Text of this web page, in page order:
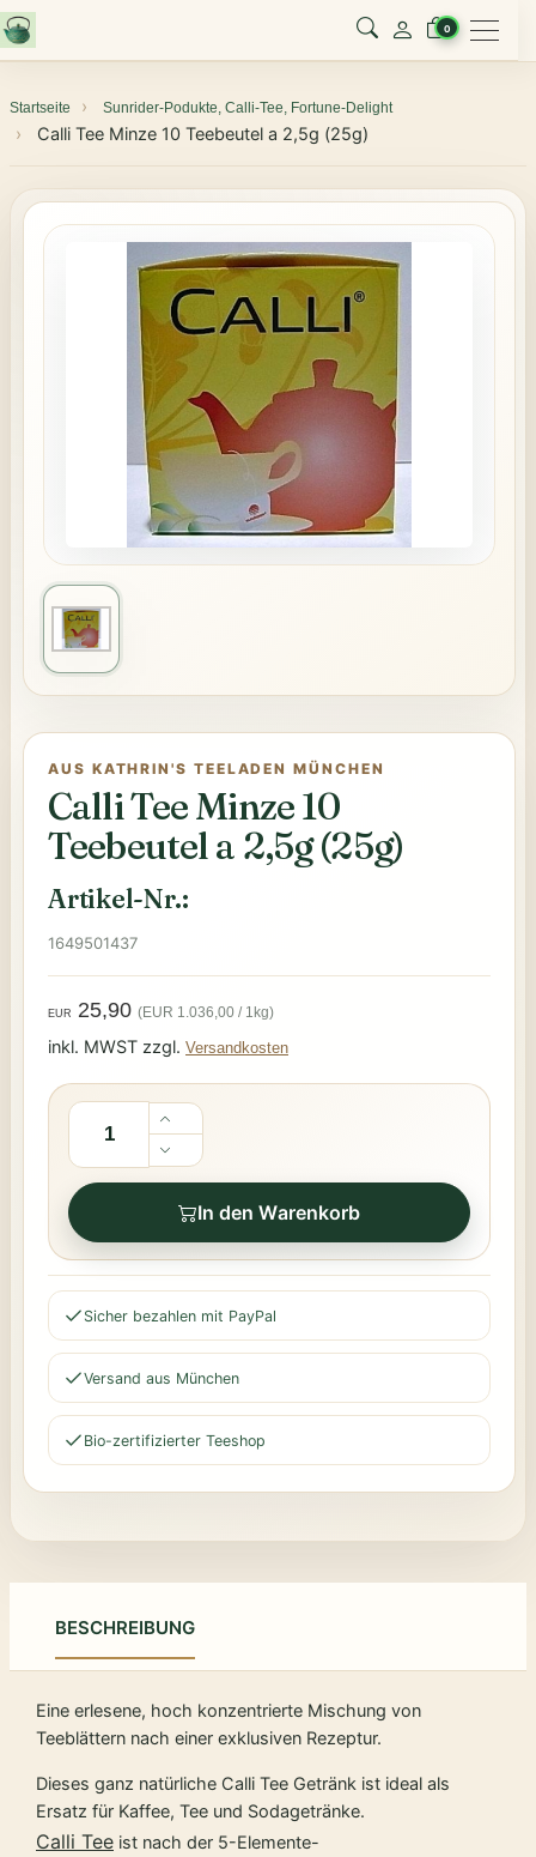
0 Menu
Startseite Sunrider-Podukte, Calli-Tee, Fortune-Delight
Calli Tee Minze 10 Teebeutel a 2,5g (25g)
AUS KATHRIN'S TEELADEN MÜNCHEN
Calli Tee Minze 10
Teebeutel a 2,5g (25g)
Artikel-Nr.:
1649501437
EUR 25,90 (EUR 1.036,00 / 1kg)
inkl. MWST zzgl. Versandkosten
In den Warenkorb
Sicher bezahlen mit PayPal
Versand aus München
Bio-zertifizierter Teeshop
BESCHREIBUNG
Eine erlesene, hoch konzentrierte Mischung von
Teeblättern nach einer exklusiven Rezeptur.
Dieses ganz natürliche Calli Tee Getränk ist ideal als
Ersatz für Kaffee, Tee und Sodagetränke.
Calli Tee ist nach der 5-Elemente-